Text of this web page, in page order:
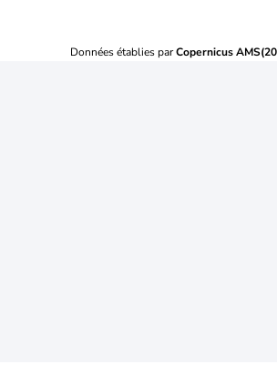
Données établies parCopernicus